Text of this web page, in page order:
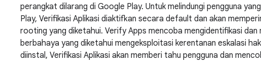
perangkat dilarang di Google Play. Untuk melindungi pengguna
Play, Verifikasi Aplikasi diaktifkan secara default dan akan
rooting yang diketahui. Verify Apps mencoba mengidentifikasi dan
berbahaya yang diketahui mengeksploitasi kerentanan eskalasi
diinstal, Verifikasi Aplikasi akan memberi tahu pengguna dan